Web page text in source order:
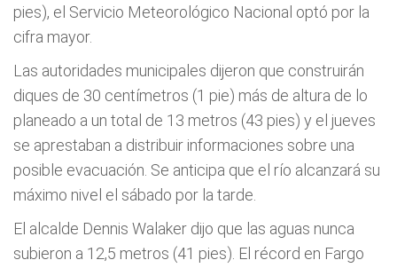
pies), el Servicio Meteorológico Nacional optó por la
cifra mayor.
Las autoridades municipales dijeron que construirán
diques de 30 centímetros (1 pie) más de altura de lo
planeado a un total de 13 metros (43 pies) y el jueves
se aprestaban a distribuir informaciones sobre una
posible evacuación. Se anticipa que el río alcanzará su
máximo nivel el sábado por la tarde.
El alcalde Dennis Walaker dijo que las aguas nunca
subieron a 12,5 metros (41 pies). El récord en Fargo